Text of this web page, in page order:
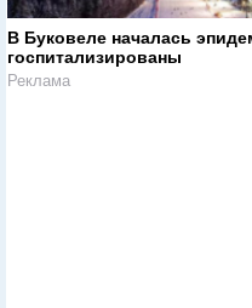
В Буковеле началась
госпитализированы
Реклама